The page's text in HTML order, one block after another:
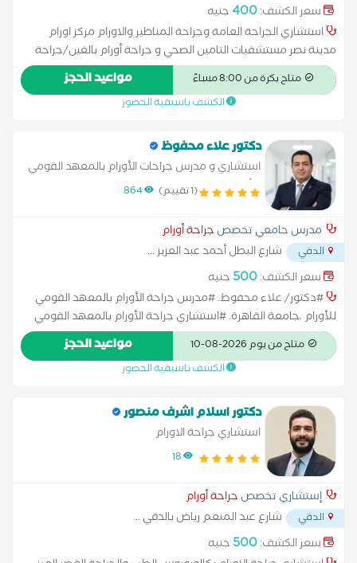
سعر الكشف:400جنيه
استشاري الجراحة العامة وجراحة المناظير والاورام مركز اورام
مدينة نصر مستشفيات التامين الصحي و جراحة أورام بالغين/جراحة
أورام نسائية /جراحة أورام الثدي/جراحة أورام القولون /جراحة أورام
الكبد / جراحة أورام البروستاتا /جراحة أورام الرئة /جراحة أورام المعدة.
أخصائي الجراحة العامة والمناظير وجراحة الأورام مركز أورام مدينة نصر
القومي للأورام د. دكتوراة جراحة الأورام المعهد القومي للأورام.
متاح بكرة من 8:00 مساءً مواعيد الحجز
الكشف باسبقية الحضور
دكتور علاء محفوظ
استشاري و مدرس جراحات الأورام بالمعهد القومي
للأورام جامعة القاهرة.
(1 تقييم) 864
مدرس جامعي تخصص جراحة أورام
الدقي شارع البطل أحمد عبد العزيز...
سعر الكشف:500 جنيه
#دكتور/ علاء محفوظ. #مدرس جراحة الأورام بالمعهد القومي
للأورام ،جامعة القاهرة. #استشاري جراحة الأورام بالمعهد القومي
للأورام ،جامعة القاهرة. #عضو هيئة التدريس بالمعهد القومي
للاورام ، بجامعة القاهرة. #دكتوراه جراحة الأورام ،بالمعهد القومي
للأورام ،جامعة القاهرة. #عضو الجمعية المصرية لجراحيين الأورام.
#جراحات اورام الرأس الرقبة : استئصال أورام الغدة الدرقية. تفريغ
الغدد اللمفاوية بالرقبة. استئصال أورام الغدة النكفية. استئصال أورام
الحنجرة. استئصال أورام الفم و الفك مع إعادة البناء. استئصال أورام
الجيوب الأنفية مع إعادة البناء. استئصال أورام جلد الوجه و فروة
الراس مع إعادة البناء. #جراحات اورام الجهاز الهضمي : استئصال اورام
المرئ. استئصال أورام المعدة. استئصال أورام القولون. استئصال أورام
المستقيم. استئصال أورام قناة الشرج. استئصال أورام البنكرياس ، و
الاثني عشر و القنوات ألمرارية. استئصال أورام الكبد، و المرارة.
متاح من يوم 2026-08-10 مواعيد الحجز
الكشف باسبقية الحضور
دكتور اسلام اشرف منصور
استشاري جراحة الاورام
18
إستشاري تخصص جراحة أورام
الدقي شارع عبد المنعم رياض بالدقي...
سعر الكشف:500 جنيه